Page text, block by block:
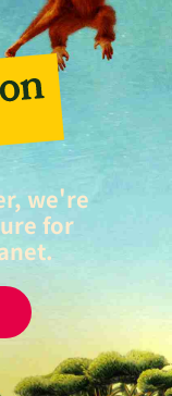
we're
for